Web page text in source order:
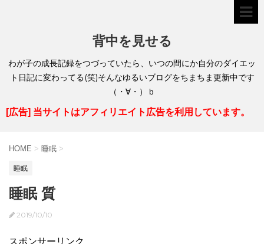
背中を見せる
わが子の成長記録をつづっていたら、いつの間にか自分のダイエッ
ト日記に変わってる(笑)そんなゆるいブログをちまちま更新中です
（・∀・）ｂ
[広告] 当サイトはアフィリエイト広告を利用しています。
HOME > 睡眠 >
睡眠
睡眠 質
2019/10/10
スポンサーリンク